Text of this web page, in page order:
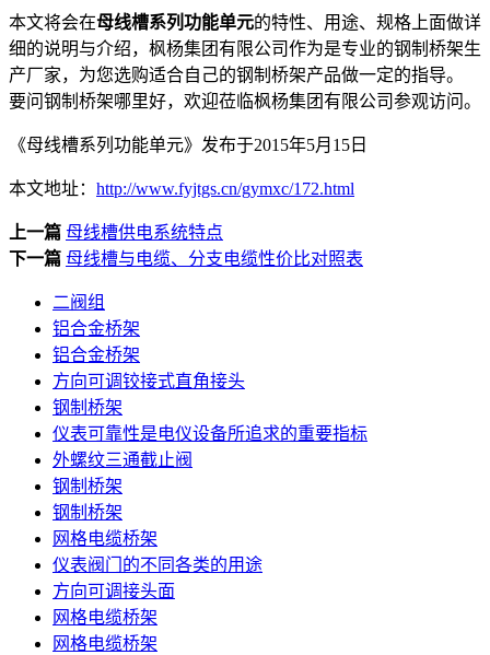
本文将会在母线槽系列功能单元的特性、用途、规格上面做详
细的说明与介绍，枫杨集团有限公司作为是专业的钢制桥架生
产厂家，为您选购适合自己的钢制桥架产品做一定的指导。
要问钢制桥架哪里好，欢迎莅临枫杨集团有限公司参观访问。
《母线槽系列功能单元》发布于2015年5月15日
本文地址： http://www.fyjtgs.cn/gymxc/172.html
上一篇 母线槽供电系统特点
下一篇 母线槽与电缆、分支电缆性价比对照表
二阀组
铝合金桥架
铝合金桥架
方向可调铰接式直角接头
钢制桥架
仪表可靠性是电仪设备所追求的重要指标
外螺纹三通截止阀
钢制桥架
钢制桥架
网格电缆桥架
仪表阀门的不同各类的用途
方向可调接头面
网格电缆桥架
网格电缆桥架